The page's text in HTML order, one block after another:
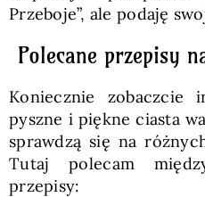
Przeboje”, ale podaję
Polecane przepisy
Koniecznie zobaczcie
pyszne i piękne ciasta
sprawdzą się na
Tutaj polecam
przepisy: